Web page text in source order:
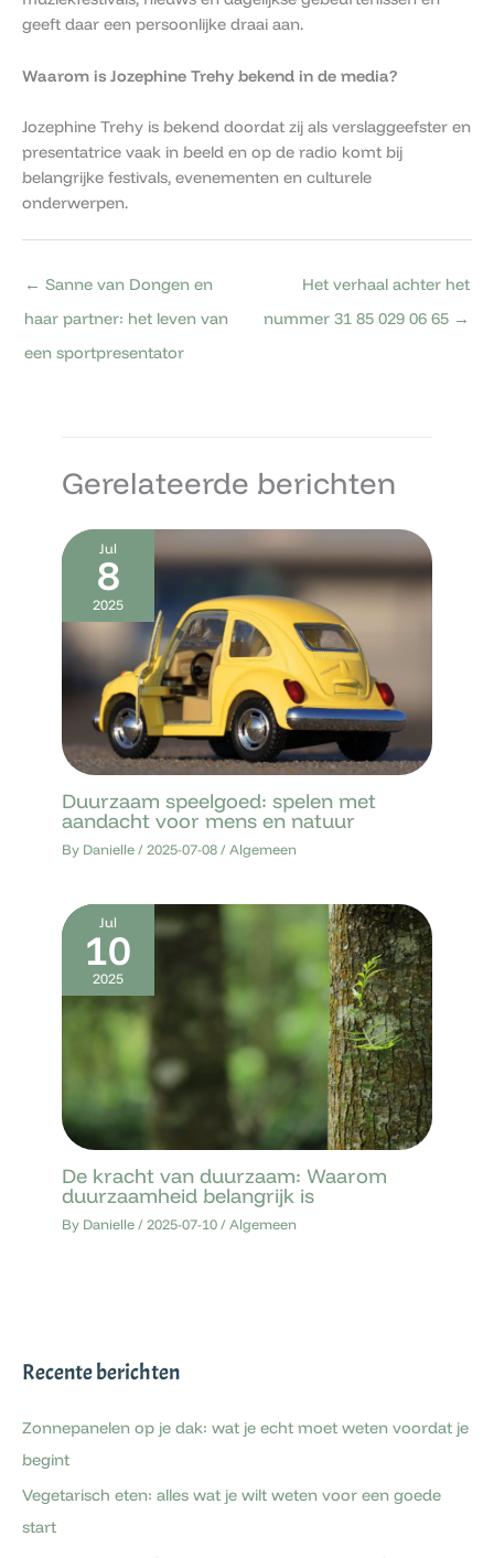
geeft daar een persoonlijke draai aan.
Waarom is Jozephine Trehy bekend in de media?
Jozephine Trehy is bekend doordat zij als verslaggeefster en
presentatrice vaak in beeld en op de radio komt bij
belangrijke festivals, evenementen en culturele
onderwerpen.
← Sanne van Dongen en
haar partner: het leven van
een sportpresentator
Het verhaal achter het
nummer 31 85 029 06 65 →
Gerelateerde berichten
Jul
8
2025
Duurzaam speelgoed: spelen met
aandacht voor mens en natuur
By Danielle/2025-07-08/Algemeen
Jul
10
2025
De kracht van duurzaam: Waarom
duurzaamheid belangrijk is
By Danielle/2025-07-10/Algemeen
Recente berichten
Zonnepanelen op je dak: wat je echt moet weten voordat je
begint
Vegetarisch eten: alles wat je wilt weten voor een goede
start